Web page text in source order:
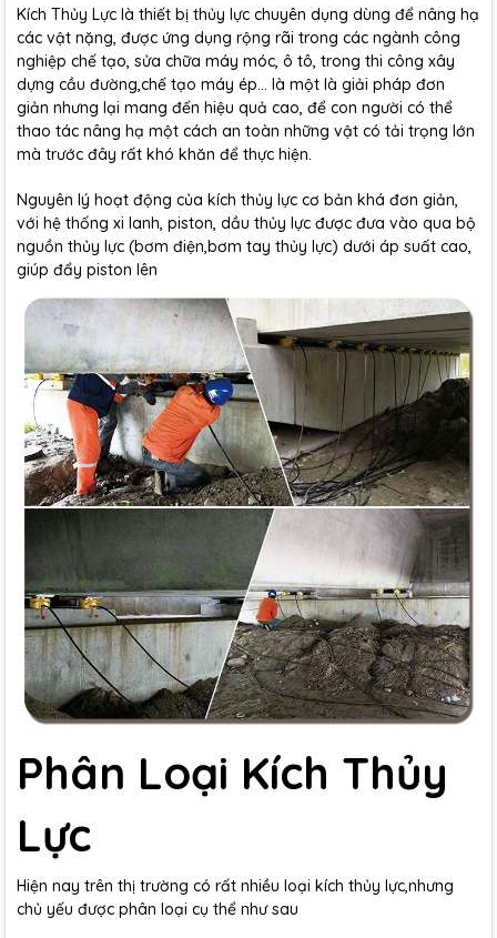
Kích Thủy Lực là thiết bị thủy lực chuyên dụng dùng để nâng hạ
các vật nặng, được ứng dụng rộng rãi trong các ngành công
nghiệp chế tạo, sửa chữa máy móc, ô tô, trong thi công xây
dựng cầu đường,chế tạo máy ép... là một là giải pháp đơn
giản nhưng lại mang đến hiệu quả cao, để con người có thể
thao tác nâng hạ một cách an toàn những vật có tải trọng lớn
mà trước đây rất khó khăn để thực hiện.
Nguyên lý hoạt động của kích thủy lực cơ bản khá đơn giản,
với hệ thống xi lanh, piston, dầu thủy lực được đưa vào qua bộ
nguồn thủy lực (bơm điện,bơm tay thủy lực) dưới áp suất cao,
giúp đẩy piston lên
Phân Loại Kích Thủy
Lực
Hiện nay trên thị trường có rất nhiều loại kích thủy lực,nhưng
chủ yếu được phân loại cụ thể như sau